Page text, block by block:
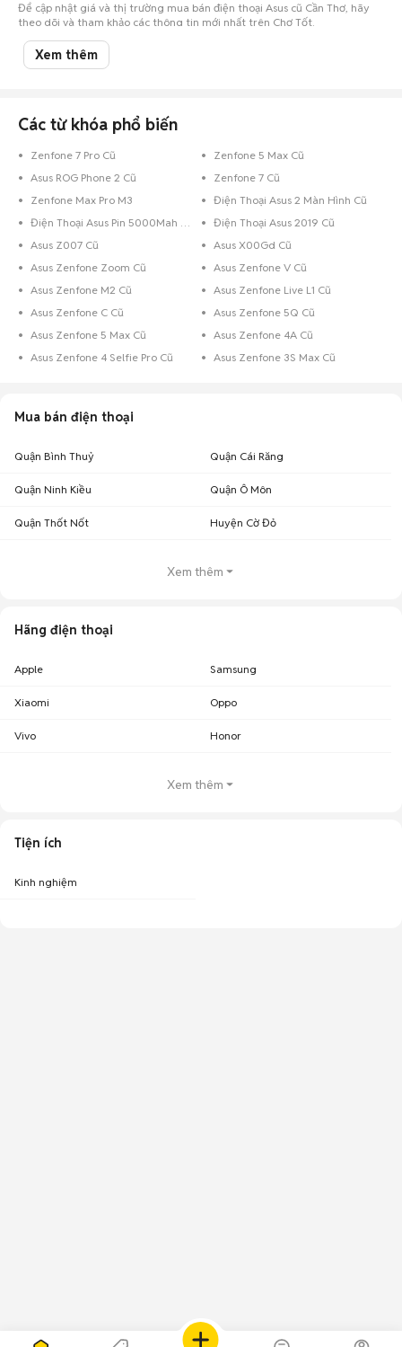
Để cập nhật giá và thị trường mua bán điện thoại Asus cũ Cần Thơ, hãy
theo dõi và tham khảo các thông tin mới nhất trên Chợ Tốt.
Lưu ý:Mức giá dựa trên các tin đăng tại Chợ Tốt, chỉ mang tính chất tham
khảo. Giá điện thoại Asus cũ Cần Thơ sẽ phụ thuộc vào tình trạng, phiên
bản và các thoả thuận khi mua bán.
Chợ Tốt có 5 tin đăng bán, mua điện thoại Asus cũ tại Cần Thơ với nhiều
Chợ Tốt - Nơi mua bán điện thoại Asus cũ Cần Thơ giá tốt nhất!
Xem thêm
Các từ khóa phổ biến
Zenfone 7 Pro Cũ
Zenfone 5 Max Cũ
Asus ROG Phone 2 Cũ
Zenfone 7 Cũ
Zenfone Max Pro M3
Điện Thoại Asus 2 Màn Hình Cũ
Điện Thoại Asus Pin 5000Mah Cũ
Điện Thoại Asus 2019 Cũ
Asus Z007 Cũ
Asus X00Gd Cũ
Asus Zenfone Zoom Cũ
Asus Zenfone V Cũ
Asus Zenfone M2 Cũ
Asus Zenfone Live L1 Cũ
Asus Zenfone C Cũ
Asus Zenfone 5Q Cũ
Asus Zenfone 5 Max Cũ
Asus Zenfone 4A Cũ
Asus Zenfone 4 Selfie Pro Cũ
Asus Zenfone 3S Max Cũ
Mua bán điện thoại
Quận Bình Thuỷ Quận Cái Răng
Quận Ninh Kiều Quận Ô Môn
Quận Thốt Nốt Huyện Cờ Đỏ
Xem thêm
Hãng điện thoại
Apple Samsung
Xiaomi Oppo
Vivo Honor
Xem thêm
Tiện ích
Kinh nghiệm